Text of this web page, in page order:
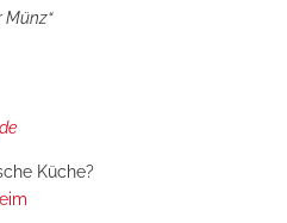
Küche?